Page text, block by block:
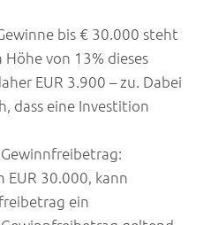
bis € 30.000 steht
von 13% dieses
EUR 3.900 – zu. Dabei
dass eine Investition
EUR 30.000, kann
ein